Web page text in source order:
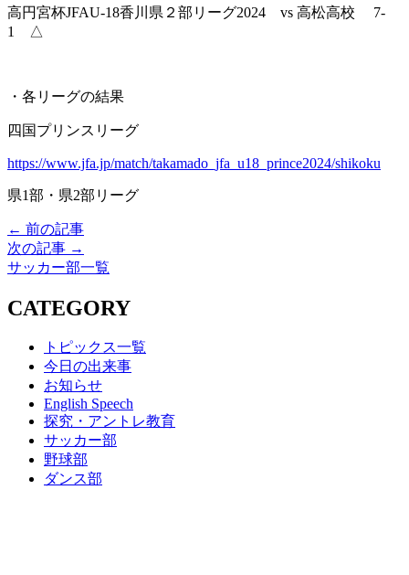
高円宮杯JFAU-18香川県２部リーグ2024 vs 高松高校 7-
1 △
・各リーグの結果
四国プリンスリーグ
https://www.jfa.jp/match/takamado_jfa_u18_prince2024/shikoku
県1部・県2部リーグ
← 前の記事
次の記事 →
サッカー部一覧
CATEGORY
トピックス一覧
今日の出来事
お知らせ
English Speech
探究・アントレ教育
サッカー部
野球部
ダンス部